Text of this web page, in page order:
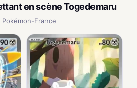
en scène Togedemaru
France